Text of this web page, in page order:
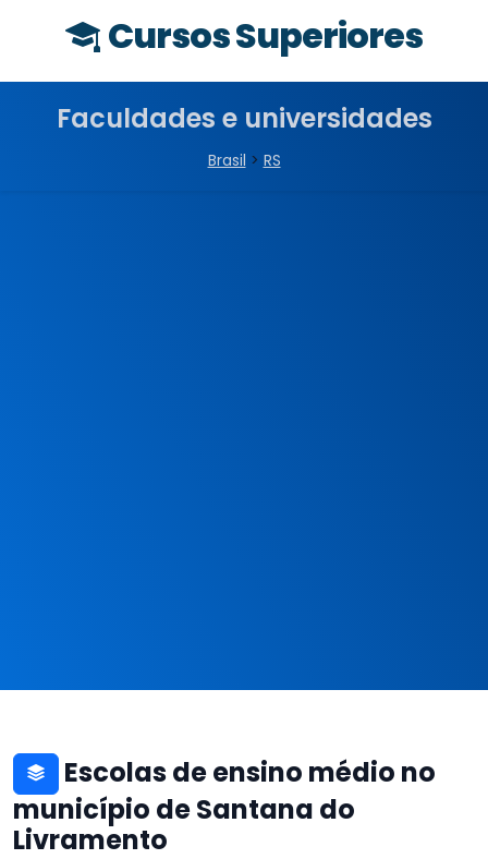
Cursos Superiores
Faculdades e universidades
Brasil > RS
Escolas de ensino médio no
município de Santana do
Livramento